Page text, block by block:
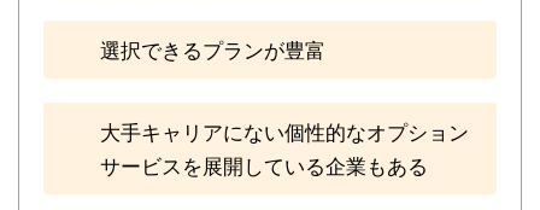
選択できるプランが豊富
大手キャリアにない個性的なオプション
サービスを展開している企業もある